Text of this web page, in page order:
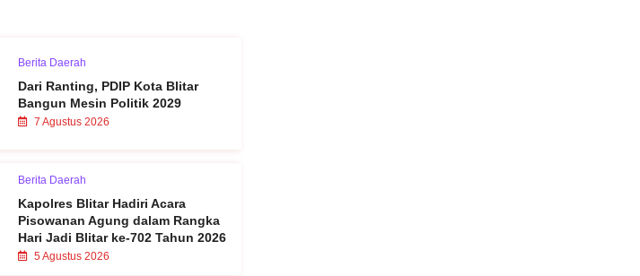
Berita Daerah
Dari Ranting, PDIP Kota Blitar
Bangun Mesin Politik 2029
7 Agustus 2026
Berita Daerah
Kapolres Blitar Hadiri Acara
Pisowanan Agung dalam Rangka
Hari Jadi Blitar ke-702 Tahun 2026
5 Agustus 2026